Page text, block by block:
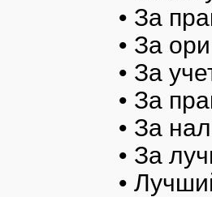
• За
• За
• За
• За
• За
• За
•